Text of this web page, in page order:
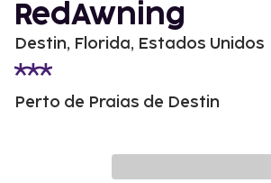
RedAwning
Destin, Florida, Estados Unidos
Perto de Praias de Destin